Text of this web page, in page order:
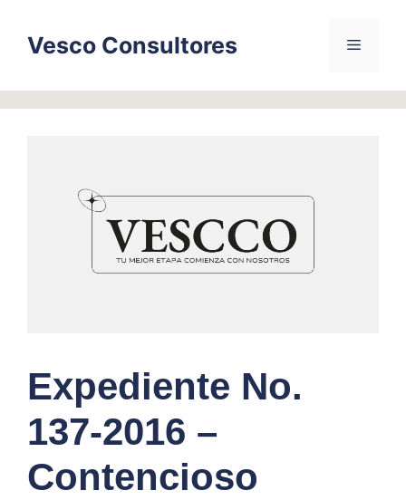
contentVesco Consultores Menu
Expediente No.
137-2016 –
Contencioso